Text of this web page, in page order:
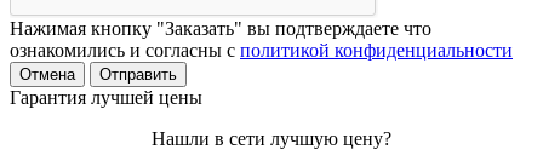
Нажимая кнопку "Заказать" вы подтверждаете что
ознакомились и согласны с политикой конфиденциальности
Отмена Отправить
Гарантия лучшей цены
Нашли в сети лучшую цену?